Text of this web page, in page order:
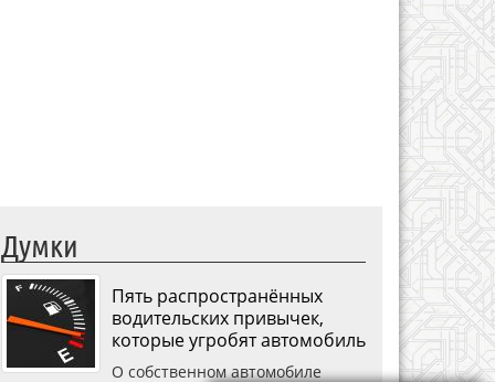
Думки
Пять распространённых
водительских привычек,
которые угробят автомобиль
О собственном автомобиле